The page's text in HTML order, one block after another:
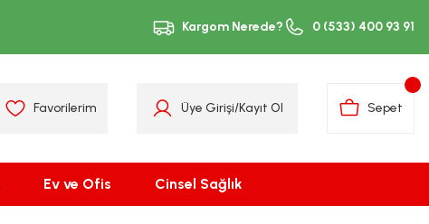
Kargom Nerede? 0 (533) 400 93 91
Favorilerim Üye Girişi/Kayıt Ol Sepet
Ev ve Ofis Cinsel Sağlık